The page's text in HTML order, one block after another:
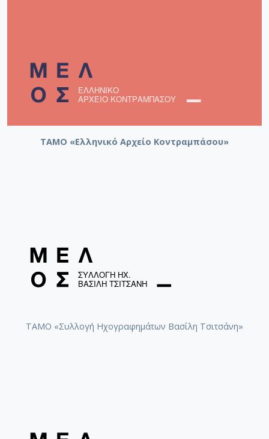
ΤΑΜΟ «Ελληνικό Αρχείο Κοντραμπάσου»
ΤΑΜΟ «Συλλογή Ηχογραφημάτων Βασίλη Τσιτσάνη»